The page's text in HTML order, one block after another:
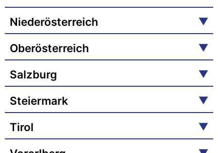
Niederösterreich
Oberösterreich
Salzburg
Steiermark
Tirol